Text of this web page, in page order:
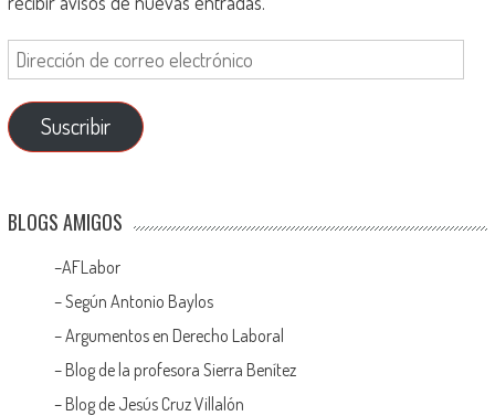
Suscribir
BLOGS AMIGOS
–AFLabor
– Según Antonio Baylos
–Argumentos en Derecho Laboral
– Blog de la profesora Sierra Benítez
– Blog de Jesús Cruz Villalón